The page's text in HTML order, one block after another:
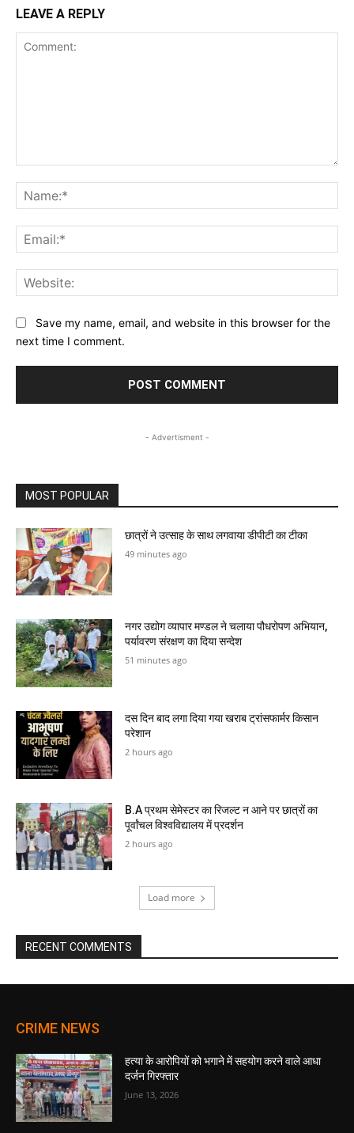
LEAVE A REPLY
Save my name, email, and website in this browser for the
next time I comment.
- Advertisment -
MOST POPULAR
छात्रों ने उत्साह के साथ लगवाया डीपीटी का टीका
49 minutes ago
नगर उद्योग व्यापार मण्डल ने चलाया पौधरोपण अभियान,
पर्यावरण संरक्षण का दिया सन्देश
51 minutes ago
दस दिन बाद लगा दिया गया खराब ट्रांसफार्मर किसान
परेशान
2 hours ago
B.A प्रथम सेमेस्टर का रिजल्ट न आने पर छात्रों का
पूर्वांचल विश्वविद्यालय में प्रदर्शन
2 hours ago
Load more
RECENT COMMENTS
CRIME NEWS
हत्या के आरोपियों को भगाने में सहयोग करने वाले आधा
दर्जन गिरफ्तार
June 13, 2026